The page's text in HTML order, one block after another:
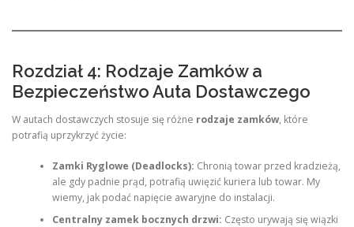
Rozdział 4: Rodzaje Zamków a
Bezpieczeństwo Auta Dostawczego
W autach dostawczych stosuje się różne rodzaje zamków, które
potrafią uprzykrzyć życie:
Zamki Ryglowe (Deadlocks): Chronią towar przed kradzieżą,
ale gdy padnie prąd, potrafią uwięzić kuriera lub towar. My
wiemy, jak podać napięcie awaryjne do instalacji.
Centralny zamek bocznych drzwi: Często urywają się wiązki